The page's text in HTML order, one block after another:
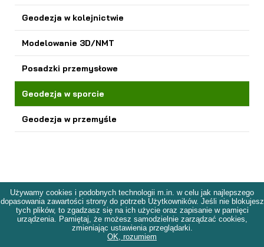
Geodezja w kolejnictwie
Modelowanie 3D/NMT
Posadzki przemysłowe
Geodezja w sporcie
Geodezja w przemyśle
Używamy cookies i podobnych technologii m.in. w celu jak najlepszego
dopasowania zawartości strony do potrzeb Użytkowników. Jeśli nie blokujesz
tych plików, to zgadzasz się na ich użycie oraz zapisanie w pamięci
urządzenia. Pamiętaj, że możesz samodzielnie zarządzać cookies,
zmieniając ustawienia przeglądarki.
OK, rozumiem